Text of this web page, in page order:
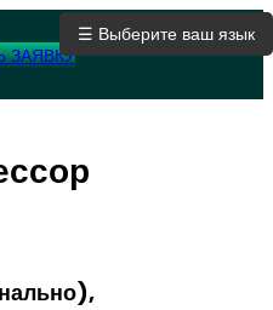
ЗАЯВКУ
☰ Выберите ваш язык